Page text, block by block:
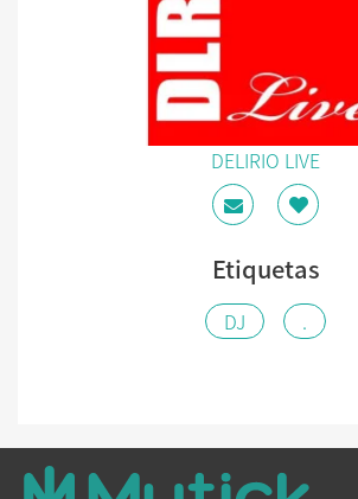
DELIRIO LIVE
Etiquetas
DJ .